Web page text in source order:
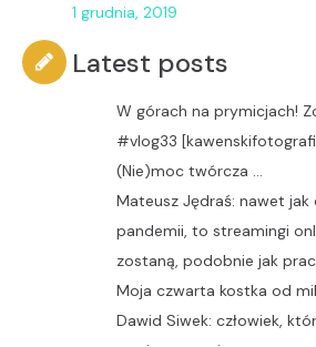
1 grudnia, 2019
Latest posts
W górach na prymicjach!
#vlog33
(Nie)moc twórcza …
Mateusz Jędraś: nawet
pandemii, to streamingi
zostaną, podobnie jak
Moja czwarta kostka od
Dawid Siwek: człowiek,